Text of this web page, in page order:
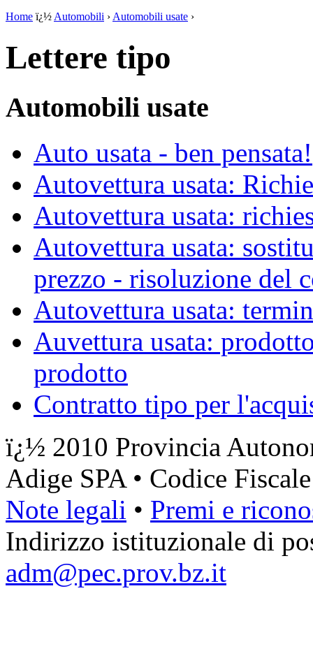
Home ï¿½ Automobili › Automobili usate ›
Lettere tipo
Automobili usate
Auto usata - ben pensata!
Autovettura usata:
Autovettura usata:
Autovettura usata:
prezzo - risoluzione del
Autovettura usata:
Auvettura usata:
prodotto
Contratto tipo per
ï¿½ 2010 Provincia
Adige SPA • Codice
Note legali • Premi e
Indirizzo istituzionale di
adm@pec.prov.bz.it